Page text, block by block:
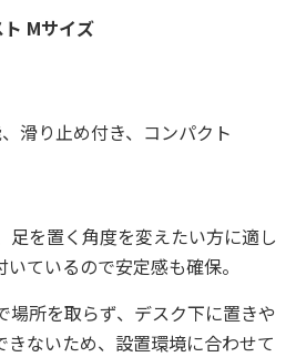
Mサイズ
滑り止め付き、コンパクト
足を置く角度を変えたい方に適し
ているので安定感も確保。
場所を取らず、デスク下に置きや
きないため、設置環境に合わせて